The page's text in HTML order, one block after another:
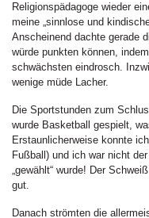
Religionspädagoge wieder
meine „sinnlose und
Anscheinend dachte gerade
würde punkten können,
schwächsten eindrosch.
wenige müde Lacher.
Die Sportstunden zum
wurde Basketball gespielt,
Erstaunlicherweise konnte
Fußball) und ich war nicht
„gewählt“ wurde! Der
gut.
Danach strömten die